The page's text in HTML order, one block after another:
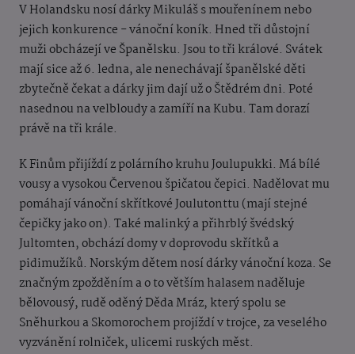
V Holandsku nosí dárky Mikuláš s mouřenínem nebo
jejich konkurence - vánoční koník. Hned tři důstojní
muži obcházejí ve Španělsku. Jsou to tři králové. Svátek
mají sice až 6. ledna, ale nenechávají španělské děti
zbytečně čekat a dárky jim dají už o Štědrém dni. Poté
nasednou na velbloudy a zamíří na Kubu. Tam dorazí
právě na tři krále.
K Finům přijíždí z polárního kruhu Joulupukki. Má bílé
vousy a vysokou Červenou špičatou čepici. Nadělovat mu
pomáhají vánoční skřítkové Joulutonttu (mají stejné
čepičky jako on). Také malinký a přihrblý švédský
Jultomten, obchází domy v doprovodu skřítků a
pidimužíků. Norským dětem nosí dárky vánoční koza. Se
značným zpožděním a o to větším halasem naděluje
bělovousý, rudě oděný Děda Mráz, který spolu se
Sněhurkou a Skomorochem projíždí v trojce, za veselého
vyzvánění rolniček, ulicemi ruských měst.